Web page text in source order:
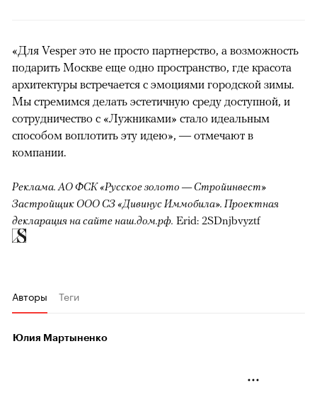
«Для Vesper это не просто партнерство, а возможность
подарить Москве еще одно пространство, где красота
архитектуры встречается с эмоциями городской зимы.
Мы стремимся делать эстетичную среду доступной, и
сотрудничество с «Лужниками» стало идеальным
способом воплотить эту идею», — отмечают в
компании.
Реклама. АО ФСК «Русское золото — Стройинвест»
Застройщик ООО СЗ «Дивинус Иммобила». Проектная
декларация на сайте наш.дом.рф. Erid: 2SDnjbvyztf
Авторы Теги
Юлия Мартыненко